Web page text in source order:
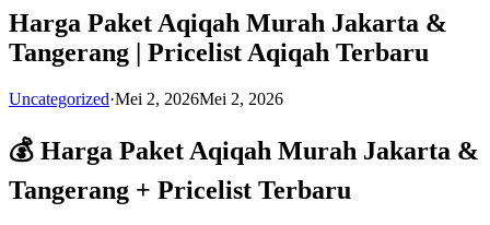
Harga Paket Aqiqah Murah Jakarta &
Tangerang | Pricelist Aqiqah Terbaru
Uncategorized·Mei 2, 2026Mei 2, 2026
💰 Harga Paket Aqiqah Murah Jakarta &
Tangerang + Pricelist Terbaru